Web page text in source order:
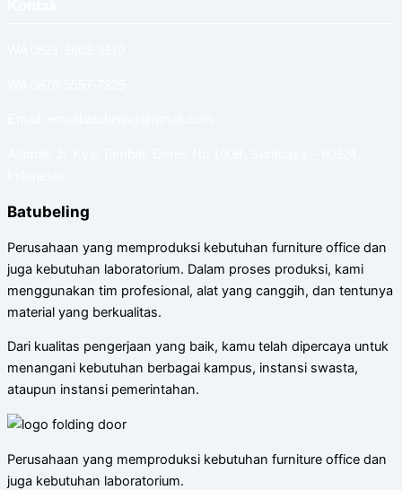
Batubeling
Perusahaan yang memproduksi kebutuhan furniture office dan
juga kebutuhan laboratorium. Dalam proses produksi, kami
menggunakan tim profesional, alat yang canggih, dan tentunya
material yang berkualitas.
Dari kualitas pengerjaan yang baik, kamu telah dipercaya untuk
menangani kebutuhan berbagai kampus, instansi swasta,
ataupun instansi pemerintahan.
Perusahaan yang memproduksi kebutuhan furniture office dan
juga kebutuhan laboratorium.